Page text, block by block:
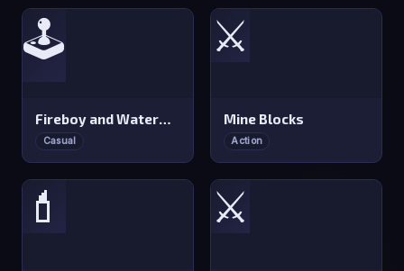
🕹️
Fireboy and Watergirl 4: Crystal Temple
Casual
⚔️
Mine Blocks
Action
💄 ⚔️